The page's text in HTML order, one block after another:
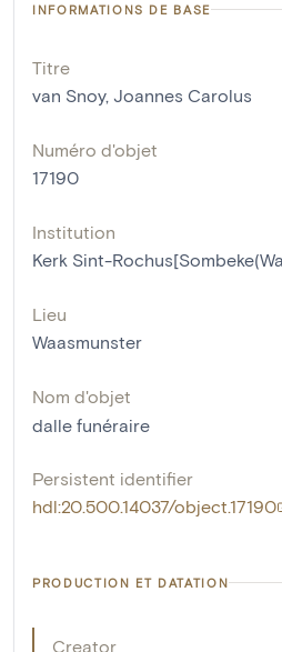
INFORMATIONS DE BASE
Titre
van Snoy, Joannes Carolus
Numéro d'objet
17190
Institution
Kerk Sint-
Lieu
Waasmunster
Nom d'objet
dalle funéraire
Persistent identifier
hdl:20.500.14037/object.17190
PRODUCTION ET DATATION
Creator